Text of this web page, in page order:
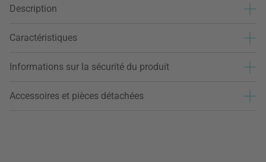
Description
Caractéristiques
Informations sur la sécurité du produit
Accessoires et pièces détachées